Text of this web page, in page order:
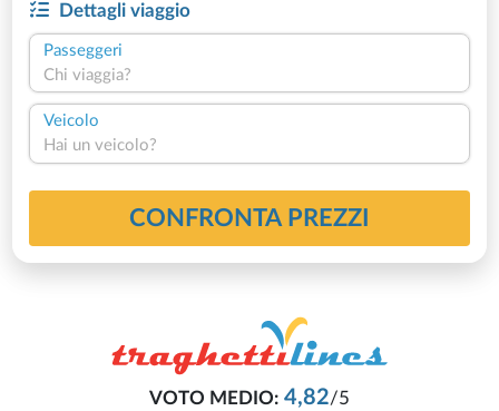
Dettagli viaggio
Passeggeri
Chi viaggia?
Veicolo
Hai un veicolo?
CONFRONTA PREZZI
VOTO MEDIO: 4,82/5